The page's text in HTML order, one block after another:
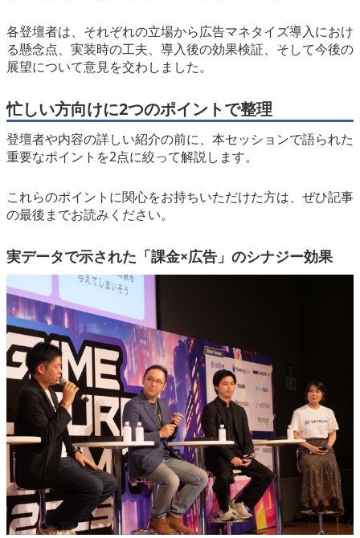
各登壇者は、それぞれの立場から広告マネタイズ導入におけ
る懸念点、実装時の工夫、導入後の効果検証、そして今後の
展望について意見を交わしました。
忙しい方向けに2つのポイントで整理
登壇者や内容の詳しい紹介の前に、本セッションで語られた
重要なポイントを2点に絞って解説します。
これらのポイントに関心をお持ちいただけた方は、ぜひ記事
の最後までお読みください。
実データで示された「課金×広告」のシナジー効果